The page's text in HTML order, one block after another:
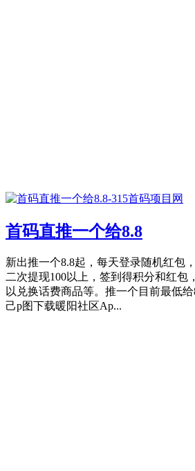
首码直推一个给8.8
新出推一个8.8起，每天登录随机红包
二次提现100以上，签到得积分和红包
以兑换话费商品等。推一个目前最低
己p图下载暖阳社区Ap...